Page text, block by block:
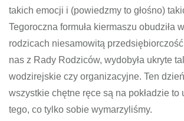
takich emocji i (powiedzmy to głośno)
Tegoroczna formuła kiermaszu obudziła
rodzicach niesamowitą
nas z Rady Rodziców, wydobyła ukryte
wodzirejskie czy organizacyjne. Ten
wszystkie chętne ręce są na pokładzie to
tego, co tylko sobie wymarzyliśmy.